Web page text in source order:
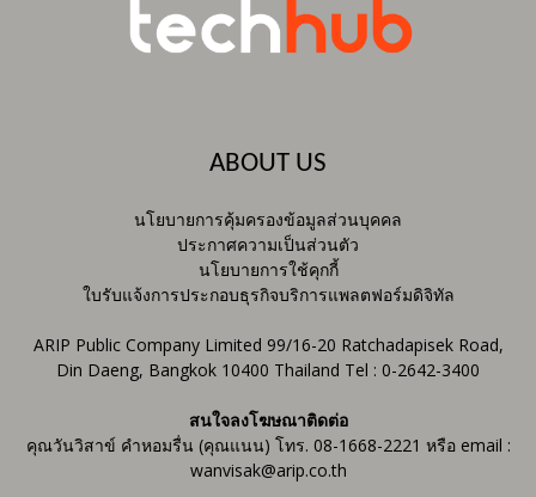
ABOUT US
นโยบายการคุ้มครองข้อมูลส่วนบุคคล
ประกาศความเป็นส่วนตัว
นโยบายการใช้คุกกี้
ใบรับแจ้งการประกอบธุรกิจบริการแพลตฟอร์มดิจิทัล
ARIP Public Company Limited 99/16-20 Ratchadapisek Road,
Din Daeng, Bangkok 10400 Thailand Tel : 0-2642-3400
สนใจลงโฆษณาติดต่อ
คุณวันวิสาข์ คำหอมรื่น (คุณแนน) โทร. 08-1668-2221 หรือ email :
wanvisak@arip.co.th